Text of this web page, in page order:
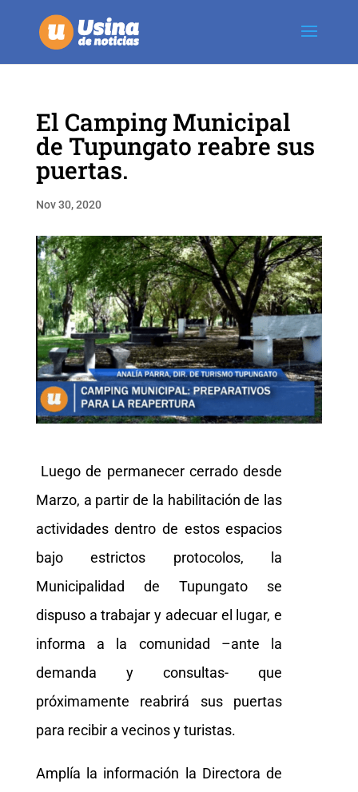
El Camping Municipal
de Tupungato reabre sus
puertas.
Nov 30, 2020
Luego de permanecer cerrado desde
Marzo, a partir de la habilitación de las
actividades dentro de estos espacios
bajo estrictos protocolos, la
Municipalidad de Tupungato se
dispuso a trabajar y adecuar el lugar, e
informa a la comunidad –ante la
demanda y consultas- que
próximamente reabrirá sus puertas
para recibir a vecinos y turistas.
Amplía la información la Directora de